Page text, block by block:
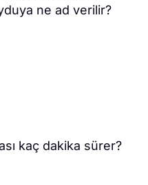
ne ad verilir?
kaç dakika sürer?